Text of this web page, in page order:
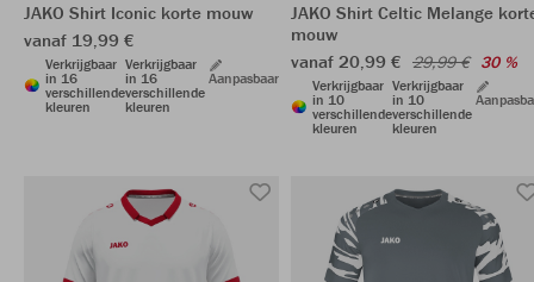
JAKO Shirt Iconic korte mouw
vanaf 19,99 €
Verkrijgbaar
in 16
verschillende
kleuren
Verkrijgbaar
in 16
verschillende
kleuren
Aanpasbaar
JAKO Shirt Celtic Melange
mouw
vanaf 20,99 € 29,99 € 30 %
Verkrijgbaar
in 10
verschillende
kleuren
Verkrijgbaar
in 10
verschillende
kleuren